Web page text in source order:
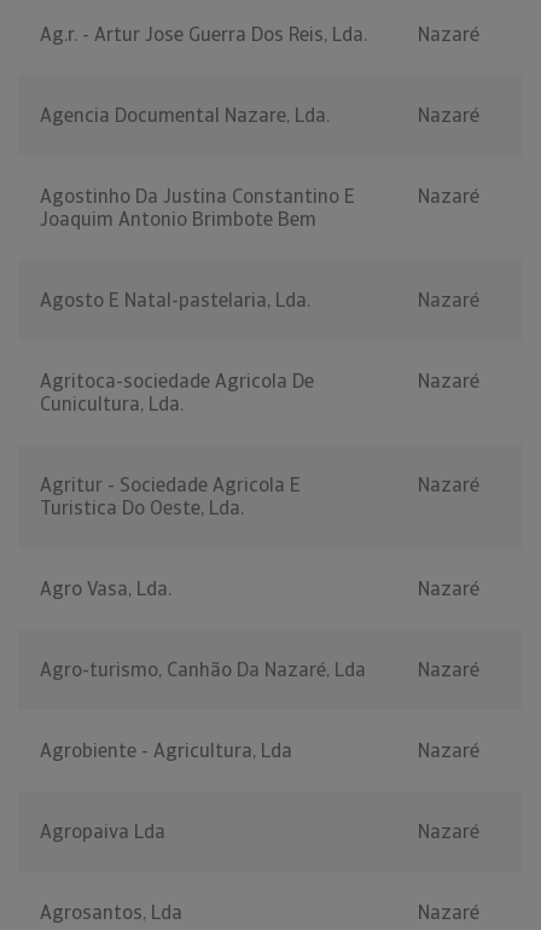
Ag.r. - Artur Jose Guerra Dos Reis, Lda. Nazaré
Agencia Documental Nazare, Lda. Nazaré
Agostinho Da Justina Constantino E
Joaquim Antonio Brimbote Bem
Nazaré
Agosto E Natal-pastelaria, Lda. Nazaré
Agritoca-sociedade Agricola De
Cunicultura, Lda.
Nazaré
Agritur - Sociedade Agricola E
Turistica Do Oeste, Lda.
Nazaré
Agro Vasa, Lda. Nazaré
Agro-turismo, Canhão Da Nazaré, Lda Nazaré
Agrobiente - Agricultura, Lda Nazaré
Agropaiva Lda Nazaré
Agrosantos, Lda Nazaré